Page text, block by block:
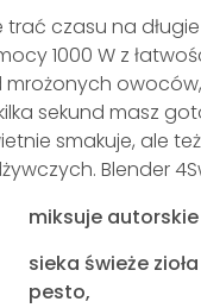
trać czasu na
1000 W z
mrożonych
sekund masz
smakuje, ale
Blender
miksuje
sieka świeże
pesto,